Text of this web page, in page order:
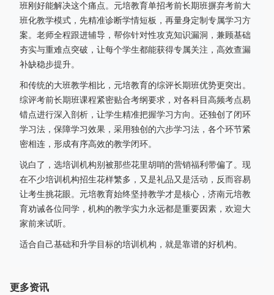
班刚好能解决这个痛点。元培教育单招考前长期班摒弃考前大
班化教学模式，先精准诊断学情短板，再量身定制专属学习方
案。老师全程跟进辅导，帮你针对性攻克知识漏洞，兼顾基础
夯实与重难点突破，让每个学生都能获得专属关注，高效查漏
补缺稳步提升。
和传统的大班教学相比，元培教育的综评长期班优势更突出。
综评考前长期班课程紧密贴合考纲要求，对各科目高频考点易
错点进行深入剖析，让学生精准把握学习方向。还独创了闭环
学习法，保障学习效果，采用独创的六步学习法，各个环节紧
密相连，形成有序高效的教学闭环。
说白了，选培训机构别被那些花里胡哨的营销福利带偏了。现
在不少培训机构招生花样繁多，又是礼品又是活动，反而容易
让考生挑花眼。元培教育始终坚持教学才是核心，济南元培教
育劝诫各位同学，机构的教学实力永远都是重要因素，欢迎大
家前来试听。
适合自己基础和升学目标的培训机构，就是靠谱的好机构。
更多资讯